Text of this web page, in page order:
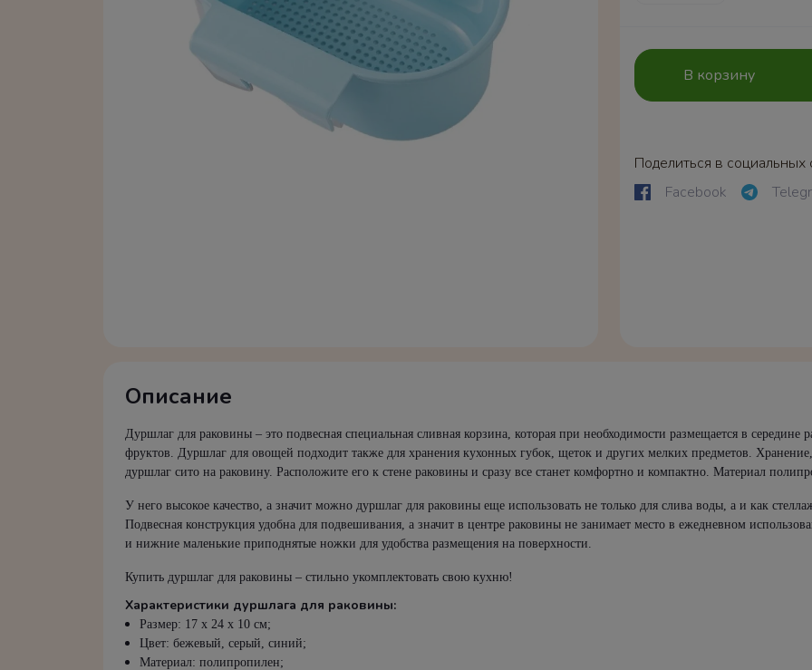
В корзину
Поделиться в социальных
Facebook
Описание
Дуршлаг для раковины – это подвесная специальная сливная корзина, которая при необходимости размещается в середине
фруктов. Дуршлаг для овощей подходит также для хранения кухонных губок, щеток и других мелких предметов. Хранение,
дуршлаг сито на раковину. Расположите его к стене раковины и сразу все станет комфортно и компактно. Материал
У него высокое качество, а значит можно дуршлаг для раковины еще использовать не только для слива воды, а и как
Подвесная конструкция удобна для подвешивания, а значит в центре раковины не занимает место в ежедневном
и нижние маленькие приподнятые ножки для удобства размещения на поверхности.
Купить дуршлаг для раковины – стильно укомплектовать свою кухню!
Характеристики дуршлага для раковины:
Размер: 17 х 24 х 10 см;
Цвет: бежевый, серый, синий;
Материал: полипропилен;